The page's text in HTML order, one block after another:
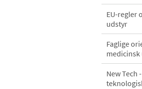
EU-regler
udstyr
Faglige
New Tech